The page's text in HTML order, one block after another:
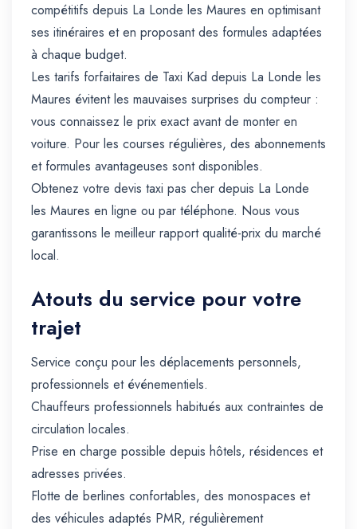
compétitifs depuis La Londe les Maures en optimisant
ses itinéraires et en proposant des formules adaptées
à chaque budget.
Les tarifs forfaitaires de Taxi Kad depuis La Londe les
Maures évitent les mauvaises surprises du compteur :
vous connaissez le prix exact avant de monter en
voiture. Pour les courses régulières, des abonnements
et formules avantageuses sont disponibles.
Obtenez votre devis taxi pas cher depuis La Londe
les Maures en ligne ou par téléphone. Nous vous
garantissons le meilleur rapport qualité-prix du marché
local.
Atouts du service pour votre
trajet
Service conçu pour les déplacements personnels,
professionnels et événementiels.
Chauffeurs professionnels habitués aux contraintes de
circulation locales.
Prise en charge possible depuis hôtels, résidences et
adresses privées.
Flotte de berlines confortables, des monospaces et
des véhicules adaptés PMR, régulièrement